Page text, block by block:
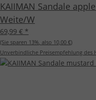
KAIIMAN Sandale
Weite/W
69,99 € *
(Sie sparen 13%, also 10,00 €)
Unverbindliche Preisempfehlung des